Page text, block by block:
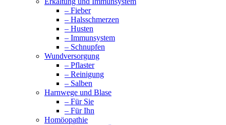
– Fieber
– Halsschmerzen
– Husten
– Immunsystem
– Schnupfen
Wundversorgung
– Pflaster
– Reinigung
– Salben
Harnwege und Blase
– Für Sie
– Für Ihn
Homöopathie